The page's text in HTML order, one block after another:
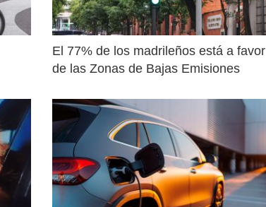
El 77% de los madrileños está a favor
de las Zonas de Bajas Emisiones